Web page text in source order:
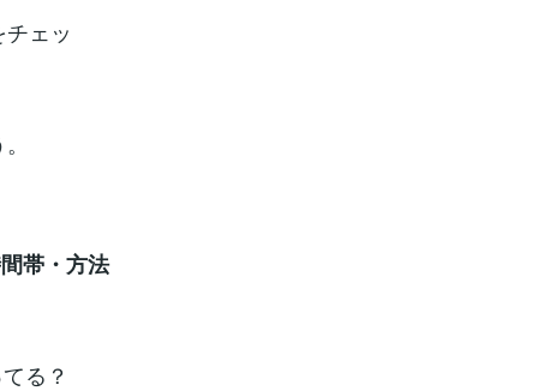
ェッ
帯・方法
る？